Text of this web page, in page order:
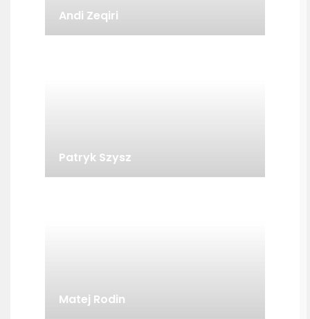
Andi Zeqiri
Patryk Szysz
Matej Rodin